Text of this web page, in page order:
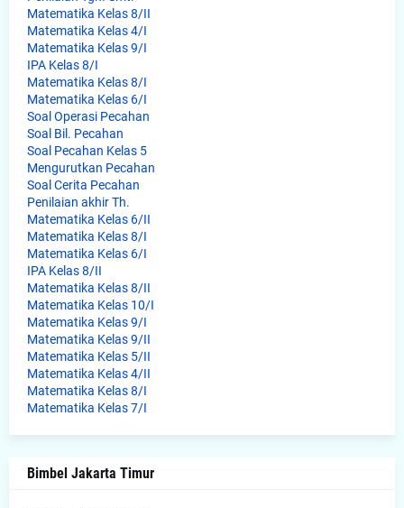
Matematika Kelas 8/II
Matematika Kelas 4/I
Matematika Kelas 9/I
IPA Kelas 8/I
Matematika Kelas 8/I
Matematika Kelas 6/I
Soal Operasi Pecahan
Soal Bil. Pecahan
Soal Pecahan Kelas 5
Mengurutkan Pecahan
Soal Cerita Pecahan
Penilaian akhir Th.
Matematika Kelas 6/II
Matematika Kelas 8/I
Matematika Kelas 6/I
IPA Kelas 8/II
Matematika Kelas 8/II
Matematika Kelas 10/I
Matematika Kelas 9/I
Matematika Kelas 9/II
Matematika Kelas 5/II
Matematika Kelas 4/II
Matematika Kelas 8/I
Matematika Kelas 7/I
Bimbel Jakarta Timur